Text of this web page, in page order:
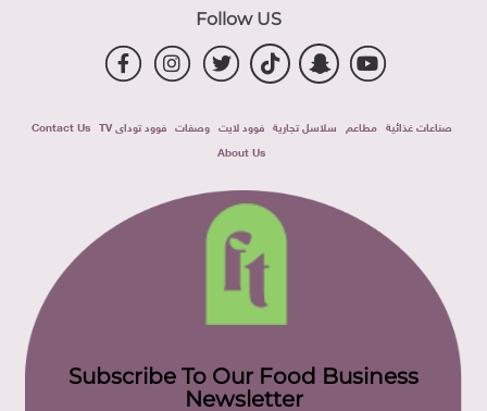
Follow US
صناعات غذائية مطاعم سلاسل تجارية فوود لايت وصفات فوود توداى TV
Contact Us
About Us
Subscribe To Our Food Business
Newsletter